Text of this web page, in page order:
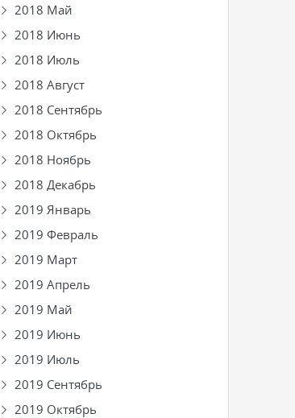
2018 Май
2018 Июнь
2018 Июль
2018 Август
2018 Сентябрь
2018 Октябрь
2018 Ноябрь
2018 Декабрь
2019 Январь
2019 Февраль
2019 Март
2019 Апрель
2019 Май
2019 Июнь
2019 Июль
2019 Сентябрь
2019 Октябрь